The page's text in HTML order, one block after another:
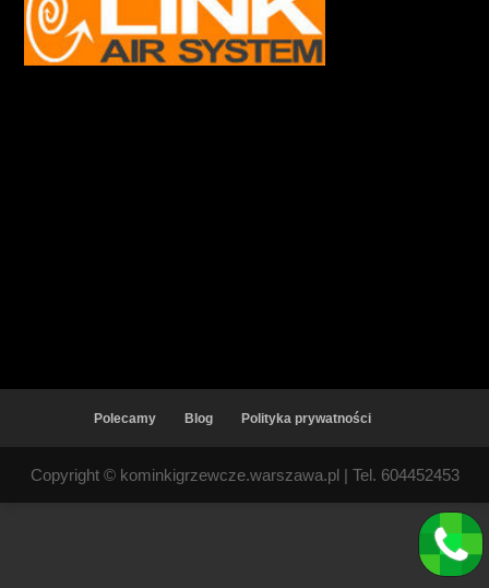
Polecamy Blog Polityka prywatności
Copyright © kominkigrzewcze.warszawa.pl | Tel. 604452453